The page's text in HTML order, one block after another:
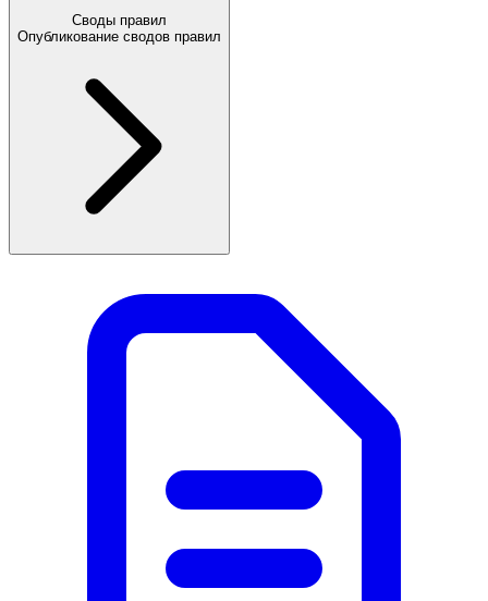
Своды правил
Опубликование сводов правил